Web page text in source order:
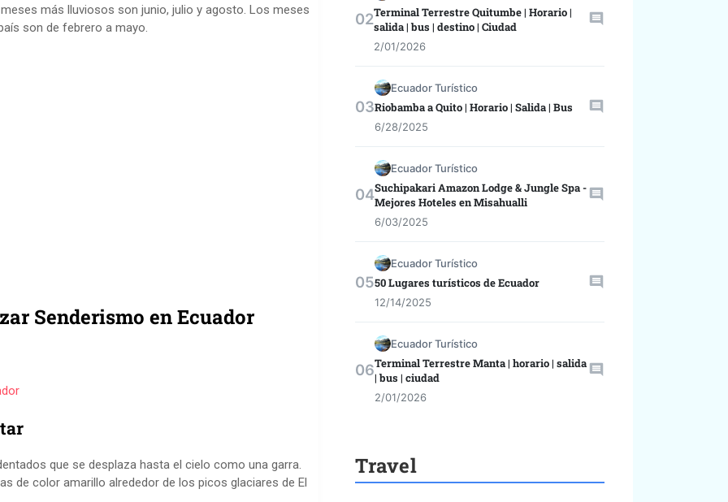
más lluviosos son junio, julio y agosto. Los meses
son de febrero a mayo.
Senderismo en Ecuador
que se desplaza hasta el cielo como una garra.
de color amarillo alrededor de los picos glaciares de El
Terminal Terrestre Quitumbe | Horario |
salida | bus | destino | Ciudad
2/01/2026
Ecuador Turístico
Riobamba a Quito | Horario | Salida | Bus
6/28/2025
Ecuador Turístico
Suchipakari Amazon Lodge & Jungle Spa -
Mejores Hoteles en Misahualli
6/03/2025
Ecuador Turístico
50 Lugares turísticos de Ecuador
12/14/2025
Ecuador Turístico
Terminal Terrestre Manta | horario | salida
| bus | ciudad
2/01/2026
Travel